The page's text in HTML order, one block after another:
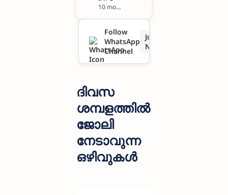
10 months ago
Follow
WhatsApp
Channel
Join
Now
ദിവസ
ശമ്പളത്തിൽ
ജോലി
നേടാവുന്ന
ഒഴിവുകൾ